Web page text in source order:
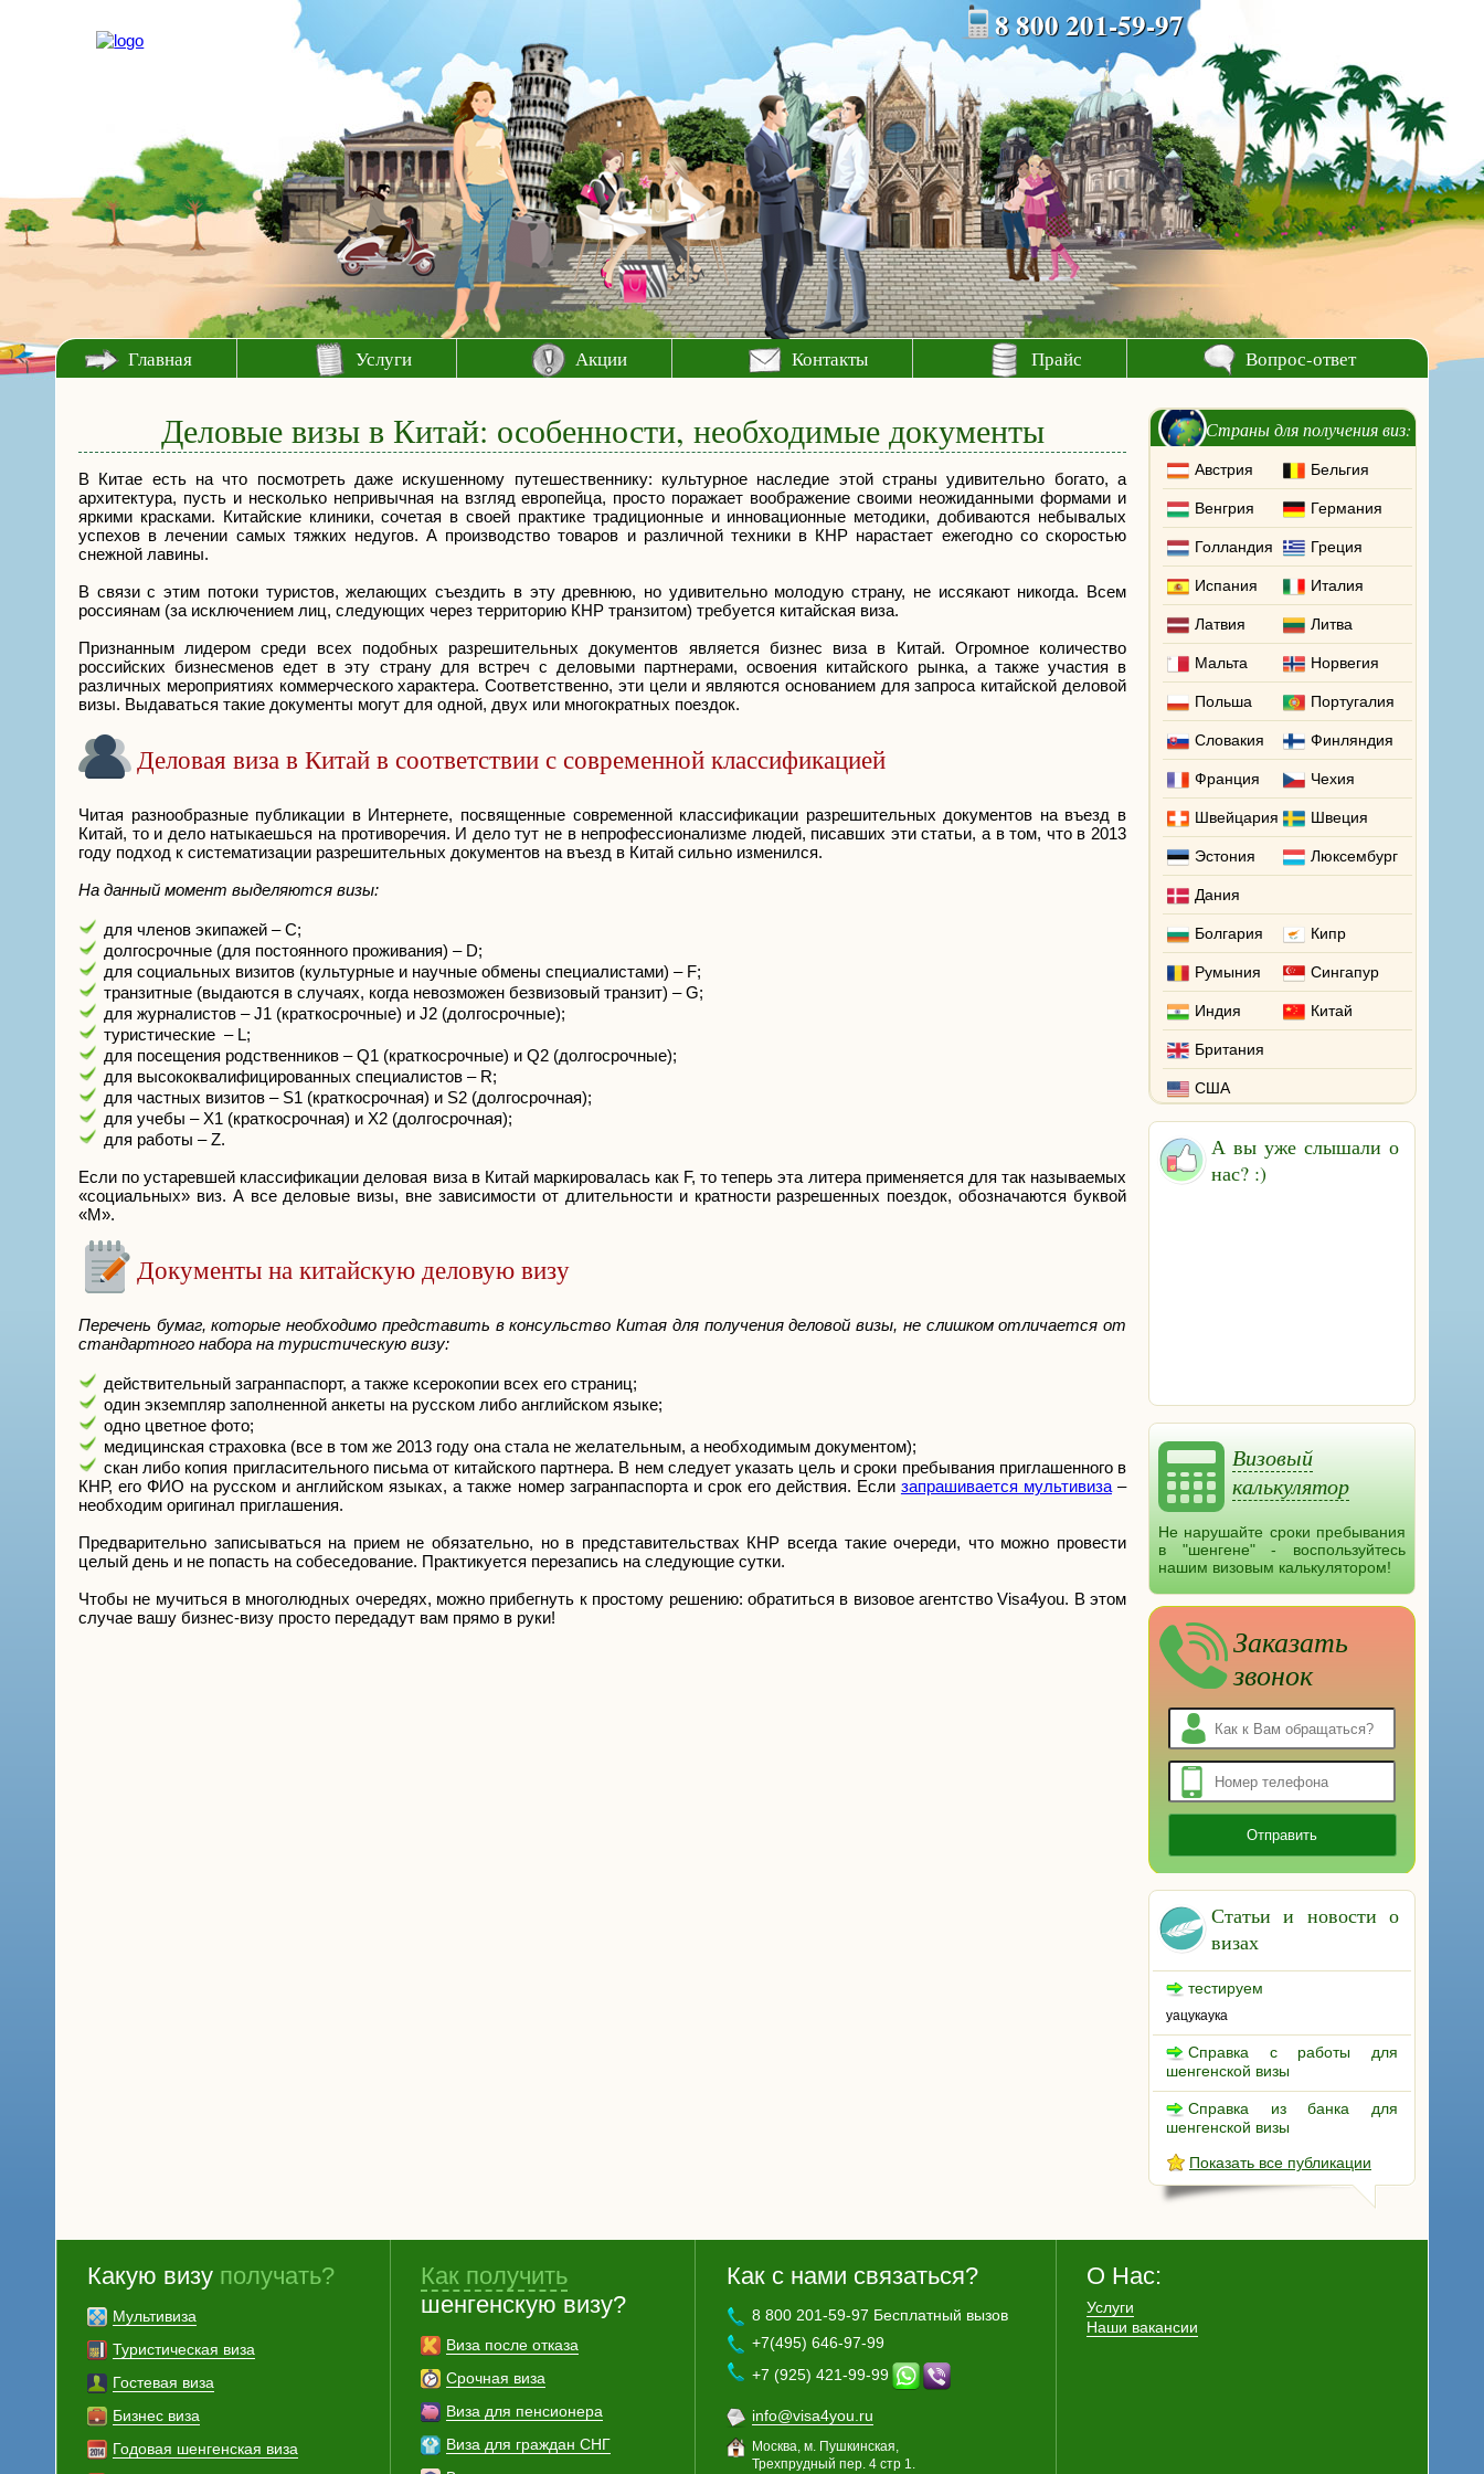
8 800 201-59-97
Главная Услуги Акции Контакты Прайс Вопрос-ответ
Страны для получения виз:
Австрия Бельгия
Венгрия Германия
Голландия Греция
Испания Италия
Латвия Литва
Мальта Норвегия
Польша Португалия
Словакия Финляндия
Франция Чехия
Швейцария Швеция
Эстония Люксембург
Дания
Болгария Кипр
Румыния Сингапур
Индия Китай
Британия
США
А вы уже слышали о
нас? :)
Визовый
калькулятор
Не нарушайте сроки пребывания
в "шенгене" - воспользуйтесь
нашим визовым калькулятором!
Заказать
звонок
Статьи и новости о
визах
тестируем
уацукаука
Справка с работы для
шенгенской визы
Справка из банка для
шенгенской визы
Показать все публикации
Деловые визы в Китай: особенности, необходимые документы
В Китае есть на что посмотреть даже искушенному путешественнику: культурное наследие этой страны удивительно богато, а
архитектура, пусть и несколько непривычная на взгляд европейца, просто поражает воображение своими неожиданными формами и
яркими красками. Китайские клиники, сочетая в своей практике традиционные и инновационные методики, добиваются небывалых
успехов в лечении самых тяжких недугов. А производство товаров и различной техники в КНР нарастает ежегодно со скоростью
снежной лавины.
В связи с этим потоки туристов, желающих съездить в эту древнюю, но удивительно молодую страну, не иссякают никогда. Всем
россиянам (за исключением лиц, следующих через территорию КНР транзитом) требуется китайская виза.
Признанным лидером среди всех подобных разрешительных документов является бизнес виза в Китай. Огромное количество
российских бизнесменов едет в эту страну для встреч с деловыми партнерами, освоения китайского рынка, а также участия в
различных мероприятиях коммерческого характера. Соответственно, эти цели и являются основанием для запроса китайской деловой
визы. Выдаваться такие документы могут для одной, двух или многократных поездок.
Деловая виза в Китай в соответствии с современной классификацией
Читая разнообразные публикации в Интернете, посвященные современной классификации разрешительных документов на въезд в
Китай, то и дело натыкаешься на противоречия. И дело тут не в непрофессионализме людей, писавших эти статьи, а в том, что в 2013
году подход к систематизации разрешительных документов на въезд в Китай сильно изменился.
На данный момент выделяются визы:
для членов экипажей – С;
долгосрочные (для постоянного проживания) – D;
для социальных визитов (культурные и научные обмены специалистами) – F;
транзитные (выдаются в случаях, когда невозможен безвизовый транзит) – G;
для журналистов – J1 (краткосрочные) и J2 (долгосрочные);
туристические – L;
для посещения родственников – Q1 (краткосрочные) и Q2 (долгосрочные);
для высококвалифицированных специалистов – R;
для частных визитов – S1 (краткосрочная) и S2 (долгосрочная);
для учебы – Х1 (краткосрочная) и Х2 (долгосрочная);
для работы – Z.
Если по устаревшей классификации деловая виза в Китай маркировалась как F, то теперь эта литера применяется для так называемых
«социальных» виз. А все деловые визы, вне зависимости от длительности и кратности разрешенных поездок, обозначаются буквой
«М».
Документы на китайскую деловую визу
Перечень бумаг, которые необходимо представить в консульство Китая для получения деловой визы, не слишком отличается от
стандартного набора на туристическую визу:
действительный загранпаспорт, а также ксерокопии всех его страниц;
один экземпляр заполненной анкеты на русском либо английском языке;
одно цветное фото;
медицинская страховка (все в том же 2013 году она стала не желательным, а необходимым документом);
скан либо копия пригласительного письма от китайского партнера. В нем следует указать цель и сроки пребывания приглашенного в
КНР, его ФИО на русском и английском языках, а также номер загранпаспорта и срок его действия. Если запрашивается мультивиза–
необходим оригинал приглашения.
Предварительно записываться на прием не обязательно, но в представительствах КНР всегда такие очереди, что можно провести
целый день и не попасть на собеседование. Практикуется перезапись на следующие сутки.
Чтобы не мучиться в многолюдных очередях, можно прибегнуть к простому решению: обратиться в визовое агентство Visa4you. В этом
случае вашу бизнес-визу просто передадут вам прямо в руки!
Какую визу получать?
Мультивиза
Туристическая виза
Гостевая виза
Бизнес виза
Годовая шенгенская виза
Как получить
шенгенскую визу?
Виза после отказа
Срочная виза
Виза для пенсионера
Виза для граждан СНГ
Как с нами связаться?
8 800 201-59-97 Бесплатный вызов
+7(495) 646-97-99
+7 (925) 421-99-99
info@visa4you.ru
Москва, м. Пушкинская,
Трехпрудный пер. 4 стр 1.
О Нас:
Услуги
Наши вакансии